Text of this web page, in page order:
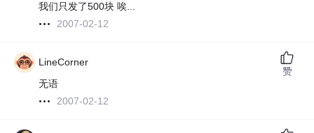
我们只发了500块 唉...
2007-02-12
LineCorner
无语
2007-02-12
赞